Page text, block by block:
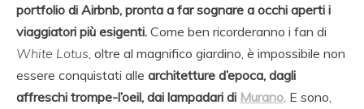
portfolio di Airbnb, pronta a far sognare a occhi aperti i
viaggiatori più esigenti. Come ben ricorderanno i fan di
White Lotus , oltre al magnifico giardino, è impossibile non
essere conquistati alle architetture d’epoca, dagli
affreschi trompe-l’oeil, dai lampadari di Murano . E sono,